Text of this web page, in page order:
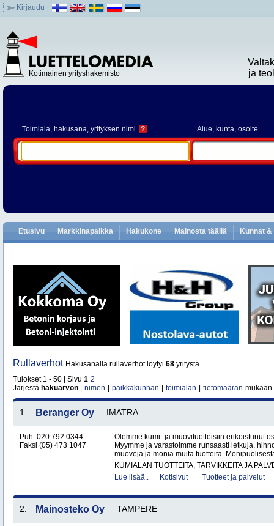
Kirjaudu
Kotimainen yrityshakemisto
ja
Toimiala, hakusana, yrityksen nimi ? Alue, kunta, osoite
Etusivu Markkinapaikka Hakukone Mainosta täällä Kunnat
Rullaverhot Hakusanalla rullaverhot löytyi 68 yritystä.
Tulokset 1 - 50 | Sivu 1 2
Järjestä hakuarvon nimen paikkakunnan toimialan tietomäärän mukaan
1. Beranger Oy IMATRA
Puh. 020 792 0344
Faksi (05) 473 1047
Olemme kumi- ja muovituotteisiin erikoistunut
Myymme ja varastoimme runsaasti letkuja,
muoveja ja monia muita tuotteita.
KUMIALAN TUOTTEITA, TARVIKKEITA JA
Lue lisää..
Kotisivut Tuotteet ja palvelut
2. Mainosteko Oy TAMPERE